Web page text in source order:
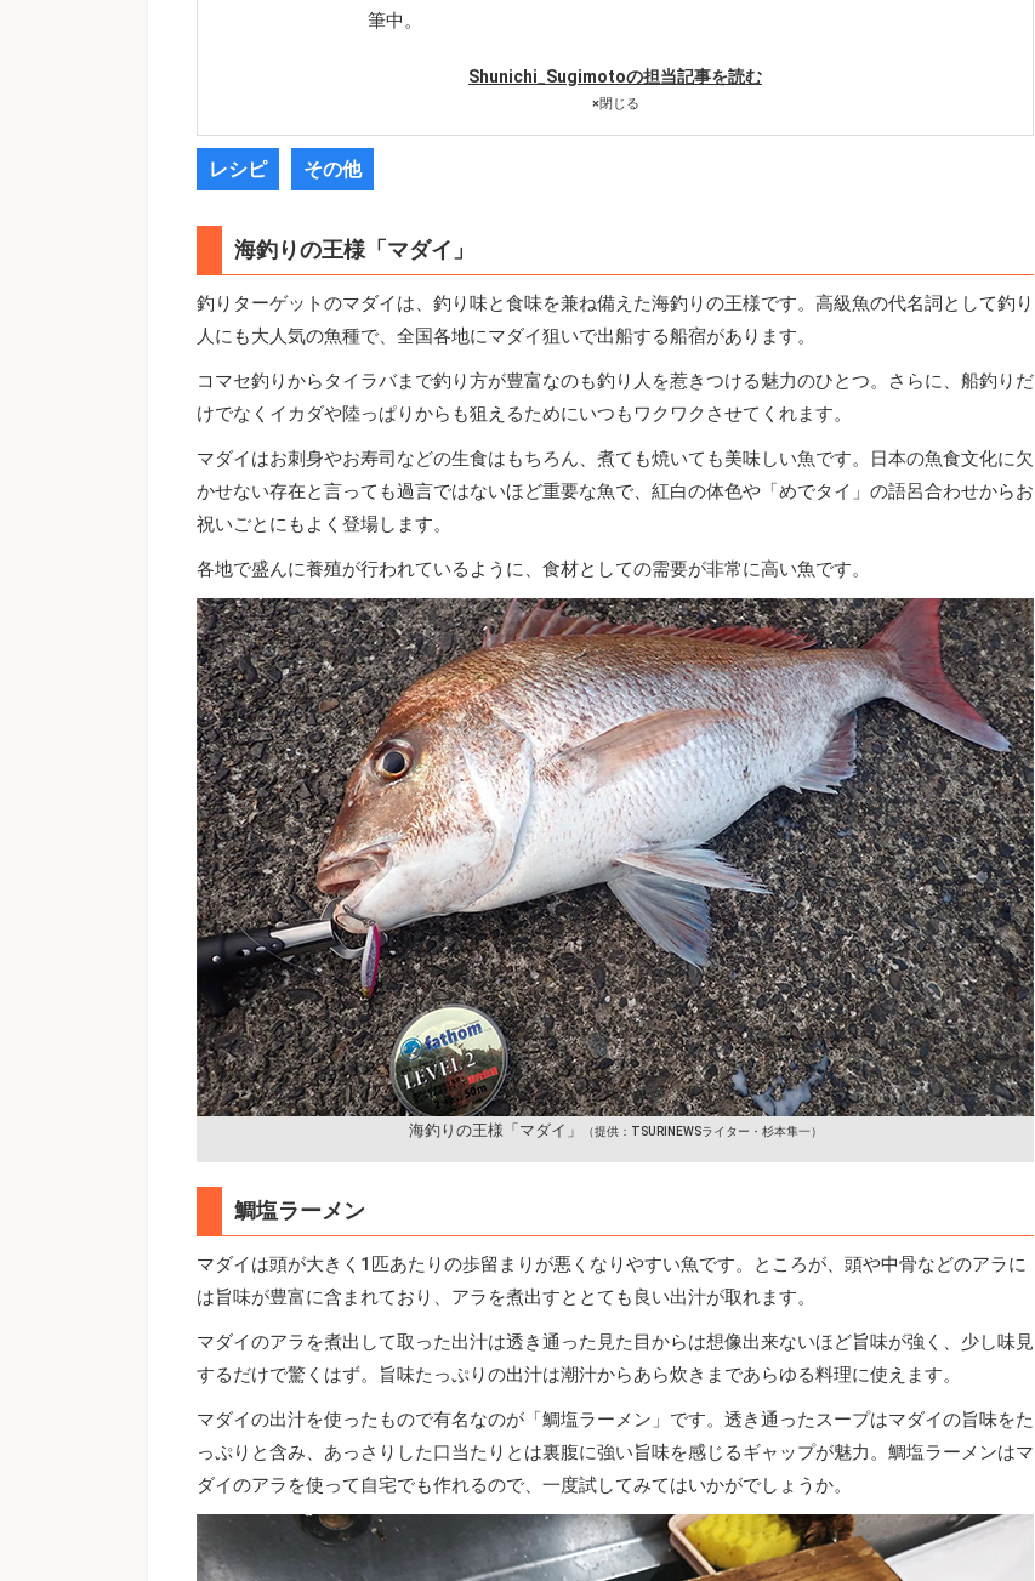
筆中。
Shunichi_Sugimotoの担当記事を読む
×閉じる
レシピ その他
海釣りの王様「マダイ」
釣りターゲットのマダイは、釣り味と食味を兼ね備えた海釣りの王様です。高級魚の代名詞として釣り
人にも大人気の魚種で、全国各地にマダイ狙いで出船する船宿があります。
コマセ釣りからタイラバまで釣り方が豊富なのも釣り人を惹きつける魅力のひとつ。さらに、船釣りだ
けでなくイカダや陸っぱりからも狙えるためにいつもワクワクさせてくれます。
マダイはお刺身やお寿司などの生食はもちろん、煮ても焼いても美味しい魚です。日本の魚食文化に欠
かせない存在と言っても過言ではないほど重要な魚で、紅白の体色や「めでタイ」の語呂合わせからお
祝いごとにもよく登場します。
各地で盛んに養殖が行われているように、食材としての需要が非常に高い魚です。
海釣りの王様「マダイ」 （提供：TSURINEWSライター・杉本隼一）
鯛塩ラーメン
マダイは頭が大きく1匹あたりの歩留まりが悪くなりやすい魚です。ところが、頭や中骨などのアラに
は旨味が豊富に含まれており、アラを煮出すととても良い出汁が取れます。
マダイのアラを煮出して取った出汁は透き通った見た目からは想像出来ないほど旨味が強く、少し味見
するだけで驚くはず。旨味たっぷりの出汁は潮汁からあら炊きまであらゆる料理に使えます。
マダイの出汁を使ったもので有名なのが「鯛塩ラーメン」です。透き通ったスープはマダイの旨味をた
っぷりと含み、あっさりした口当たりとは裏腹に強い旨味を感じるギャップが魅力。鯛塩ラーメンはマ
ダイのアラを使って自宅でも作れるので、一度試してみてはいかがでしょうか。